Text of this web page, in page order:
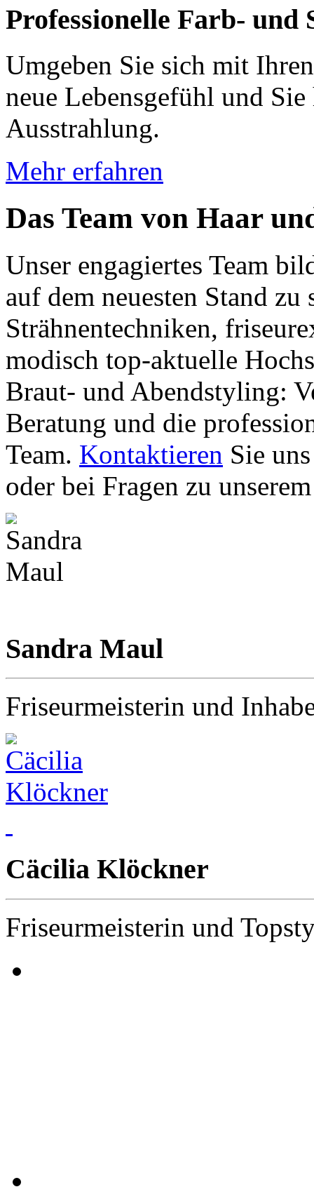
Professionelle Farb- und
Umgeben Sie sich mit
neue Lebensgefühl und
Ausstrahlung.
Mehr erfahren
Das Team von Haar
Unser engagiertes Team
auf dem neuesten Stand
Strähnentechniken,
modisch top-aktuelle
Braut- und Abendstyling:
Beratung und die
Team. Kontaktieren Sie
oder bei Fragen zu
Sandra Maul
Friseurmeisterin und
Cäcilia Klöckner
Friseurmeisterin und